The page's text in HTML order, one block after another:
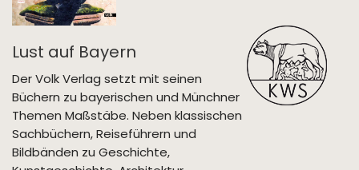
Lust auf Bayern
Der Volk Verlag setzt mit seinen
Büchern zu bayerischen und Münchner
Themen Maßstäbe. Neben klassischen
Sachbüchern, Reiseführern und
Bildbänden zu Geschichte,